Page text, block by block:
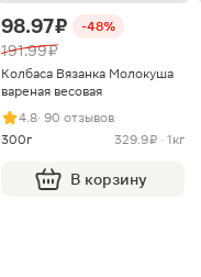
98.97 ₽ -48%
191.99 ₽
Колбаса Вязанка Молокуша
вареная весовая
4.8· 90 отзывов
300г
329.9 ₽ · 1кг
В корзину